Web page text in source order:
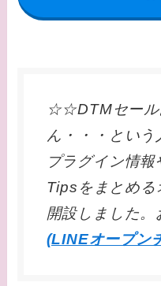
☆☆DTMセール
ん・・・とい
プラグイン情報
Tipsをまとめる
開設しました。
(LINEオープン